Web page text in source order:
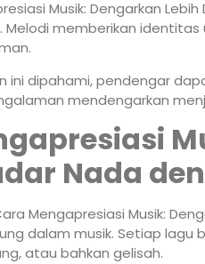
Musik: Dengarkan
Melodi memberikan
ini dipahami, pendengar
mendengarkan
Nada
Mengapresiasi Musik:
dalam musik. Setiap
atau bahkan gelisah.